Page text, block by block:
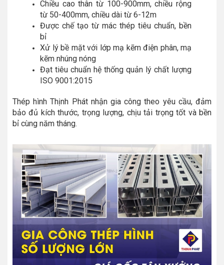
Chiều cao thân từ 100-900mm, chiều rộng
từ 50-400mm, chiều dài từ 6-12m
Được chế tạo từ mác thép tiêu chuẩn, bền
bỉ
Xử lý bề mặt với lớp mạ kẽm điện phân, mạ
kẽm nhúng nóng
Đạt tiêu chuẩn hệ thống quản lý chất lượng
ISO 9001:2015
Thép hình Thịnh Phát nhận gia công theo yêu cầu, đảm
bảo đủ kích thước, trọng lượng, chịu tải trọng tốt và bền
bỉ cùng năm tháng.